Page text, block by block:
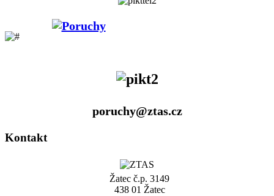
poruchy@ztas.cz
Kontakt
Žatec č.p. 3149
438 01 Žatec